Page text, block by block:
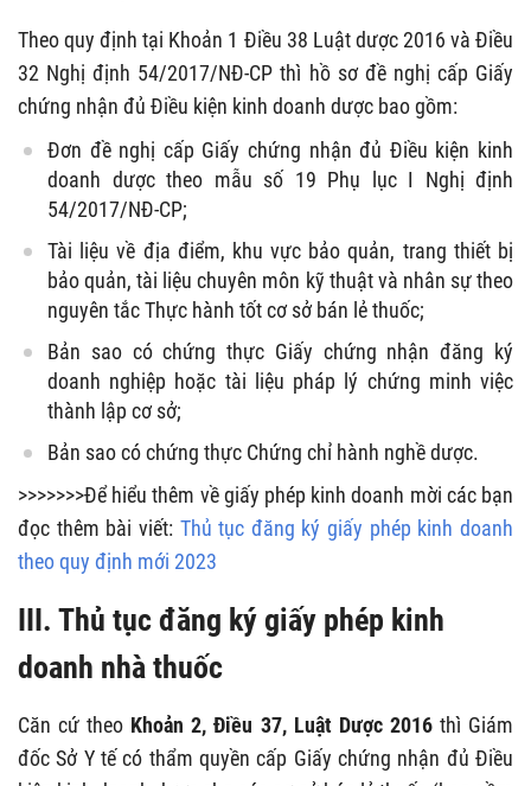
Theo quy định tại Khoản 1 Điều 38 Luật dược 2016 và Điều
32 Nghị định 54/2017/NĐ-CP thì hồ sơ đề nghị cấp Giấy
chứng nhận đủ Điều kiện kinh doanh dược bao gồm:
Đơn đề nghị cấp Giấy chứng nhận đủ Điều kiện kinh
doanh dược theo mẫu số 19 Phụ lục I Nghị định
54/2017/NĐ-CP;
Tài liệu về địa điểm, khu vực bảo quản, trang thiết bị
bảo quản, tài liệu chuyên môn kỹ thuật và nhân sự theo
nguyên tắc Thực hành tốt cơ sở bán lẻ thuốc;
Bản sao có chứng thực Giấy chứng nhận đăng ký
doanh nghiệp hoặc tài liệu pháp lý chứng minh việc
thành lập cơ sở;
Bản sao có chứng thực Chứng chỉ hành nghề dược.
>>>>>>>Để hiểu thêm về giấy phép kinh doanh mời các bạn
đọc thêm bài viết: Thủ tục đăng ký giấy phép kinh doanh
theo quy định mới 2023
III. Thủ tục đăng ký giấy phép kinh
doanh nhà thuốc
Căn cứ theo Khoản 2, Điều 37, Luật Dược 2016thì Giám
đốc Sở Y tế có thẩm quyền cấp Giấy chứng nhận đủ Điều